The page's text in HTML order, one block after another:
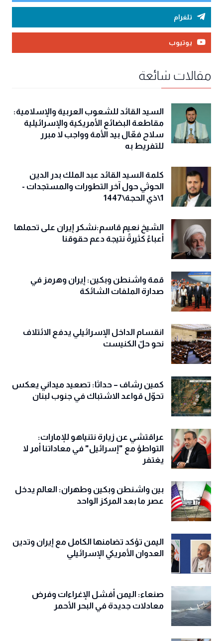
تلغرام
يوتيوب
مقالات شائعة
السيد القائد للشعوب العربية والإسلامية:
مقاطعة البضائع الأمريكية والإسرائيلية
سلاح فعّال بيد الأمة وواجب لا مبرر
للتفريط به
كلمة السيد القائد عبد الملك بدر الدين
الحوثي حول آخر التطورات والمستجدات -
1\ذي الحجة\1447
الشيخ نعيم قاسم:نشكر إيران على تحملها
أعباءً كثيرةً نتيجة دعم حقوقنا
قمة واشنطن وبكين: إيران وهرمز في
صدارة الملفات الشائكة
انقسام الداخل الإسرائيلي يدفع الائتلاف
نحو حلّ الكنيست
كمين رشاف – حداثا: تصعيد ميداني يعكس
تحوّل قواعد الاشتباك في جنوب لبنان
عراقتشي عن زيارة نتنياهو للإمارات:
التواطؤ مع "إسرائيل" في معاداتنا أمر لا
يغتفر
بين واشنطن وبكين وطهران: العالم يدخل
عصر ما بعد المركز الواحد
اليمن تؤكد تضامنها الكامل مع إيران وتدين
العدوان الأمريكي الإسرائيلي
صنعاء: اليمن أفشل الإغراءات وفرض
معادلات جديدة في البحر الأحمر